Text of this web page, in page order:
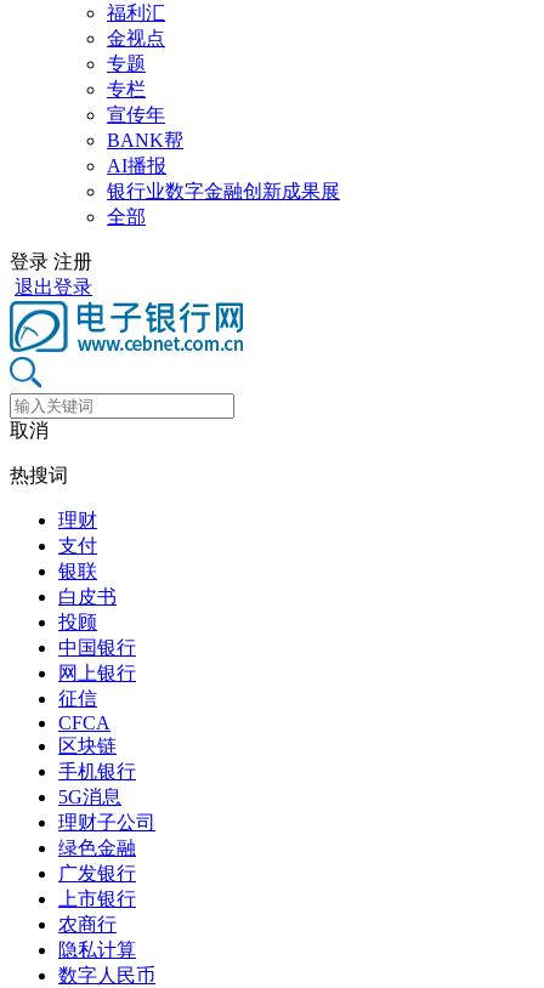
福利汇
金视点
专题
专栏
宣传年
BANK帮
AI播报
银行业数字金融创新成果展
全部
登录 注册
退出登录
取消
热搜词
理财
支付
银联
白皮书
投顾
中国银行
网上银行
征信
CFCA
区块链
手机银行
5G消息
理财子公司
绿色金融
广发银行
上市银行
农商行
隐私计算
数字人民币